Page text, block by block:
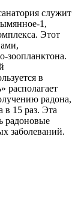
служит
1,
Этот
зоопланктона.
в
располагает
радона,
в 15 раз. Эта
радоновые
заболеваний.